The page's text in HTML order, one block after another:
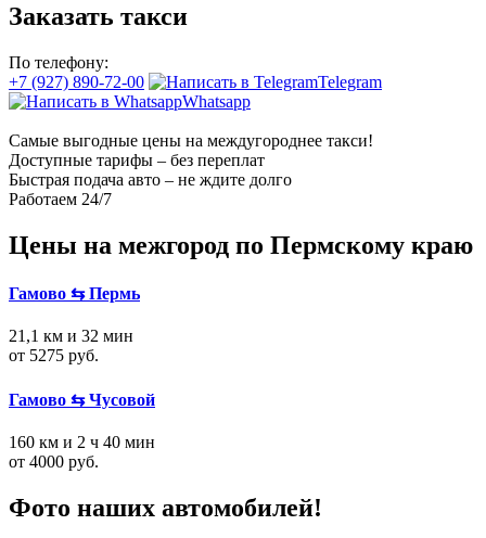
Заказать такси
По телефону:
+7 (927) 890-72-00
Telegram
Whatsapp
Самые выгодные цены на междугороднее такси!
Доступные тарифы – без переплат
Быстрая подача авто – не ждите долго
Работаем 24/7
Цены на межгород по Пермскому краю
Гамово ⇆ Пермь
21,1 км и 32 мин
от 5275 руб.
Гамово ⇆ Чусовой
160 км и 2 ч 40 мин
от 4000 руб.
Фото наших автомобилей!